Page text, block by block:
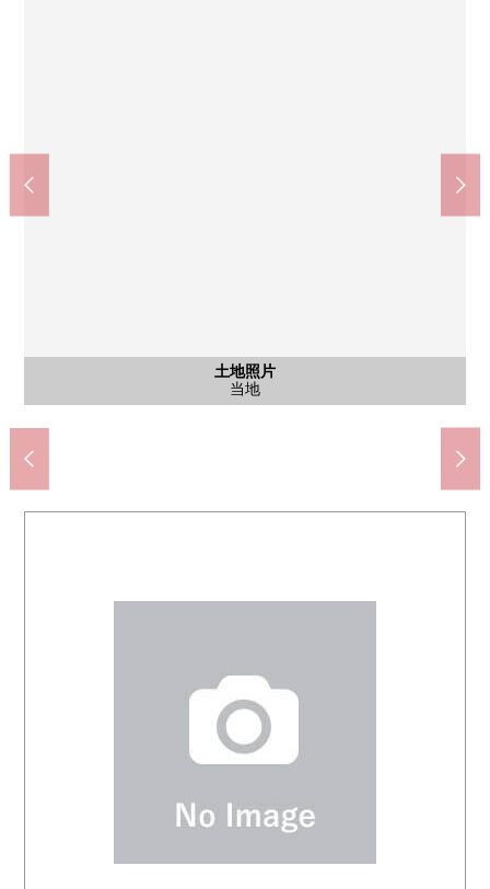
土地照片
当地
土地照片
当地
土地照片
当地
含有前面道路的外观
前面道路
含有前面道路的外观
前面道路
羽村市立小作台小学(约770m)
羽村市立羽村第一中学(约1210m)
doragguseimusu羽村商店(约230m)
羽村小作台邮局(约690m)